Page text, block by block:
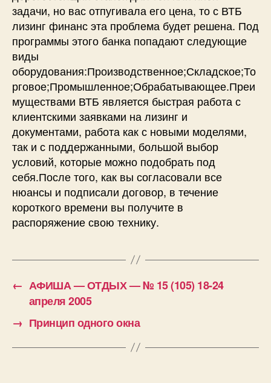
задачи, но вас отпугивала его цена, то с ВТБ
лизинг финанс эта проблема будет решена. Под
программы этого банка попадают следующие
виды
оборудования:Производственное;Складское;То
рговое;Промышленное;Обрабатывающее.Преи
муществами ВТБ является быстрая работа с
клиентскими заявками на лизинг и
документами, работа как с новыми моделями,
так и с поддержанными, большой выбор
условий, которые можно подобрать под
себя.После того, как вы согласовали все
нюансы и подписали договор, в течение
короткого времени вы получите в
распоряжение свою технику.
← АФИША — ОТДЫХ — № 15 (105) 18-24
апреля 2005
→ Принцип одного окна